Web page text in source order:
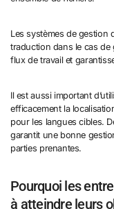
Les systèmes de gestion
traduction dans le cas de
flux de travail et
Il est aussi important
efficacement la
pour les langues cibles.
garantit une bonne
parties prenantes.
Pourquoi les
à atteindre leurs